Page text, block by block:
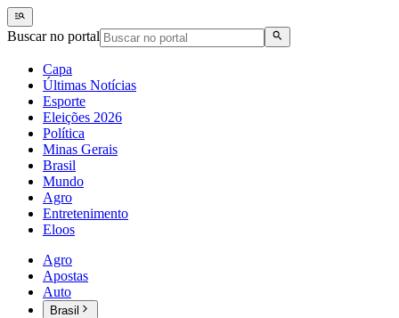
Buscar no portal
Capa
Últimas Notícias
Esporte
Eleições 2026
Política
Minas Gerais
Brasil
Mundo
Agro
Entretenimento
Eloos
Agro
Apostas
Auto
Brasil